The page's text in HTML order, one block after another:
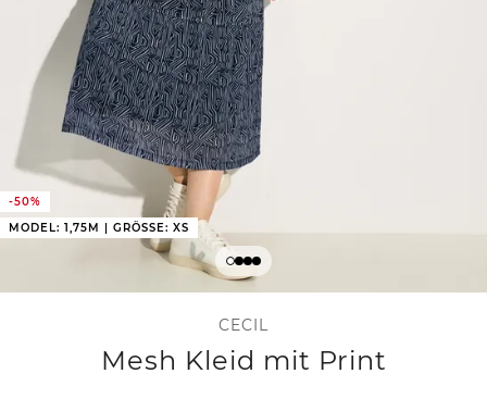
-50%
MODEL: 1,75M | GRÖSSE: XS
CECIL
Mesh Kleid mit Print